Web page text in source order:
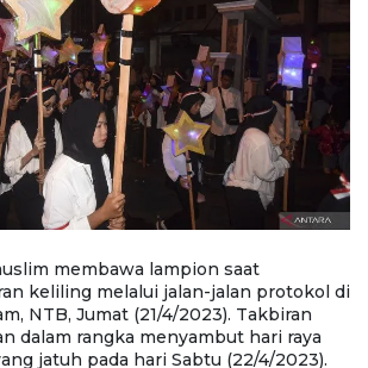
membawa lampion saat
keliling melalui jalan-jalan protokol di
NTB, Jumat (21/4/2023). Takbiran
dalam rangka menyambut hari raya
jatuh pada hari Sabtu (22/4/2023).